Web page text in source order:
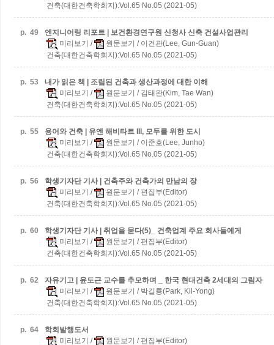
건축(대한건축학회지):Vol.65 No.05 (2021-05)
p. 49
엔지니어링 리포트 | 보건환경연구원 신청사 신축 건설사업관리
미리보기 / 원문보기 / 이건관(Lee, Gun-Guan)
건축(대한건축학회지):Vol.65 No.05 (2021-05)
p. 53
내가 읽은 책 | 조립된 건축과 생산과정에 대한 이해
미리보기 / 원문보기 / 김태완(Kim, Tae Wan)
건축(대한건축학회지):Vol.65 No.05 (2021-05)
p. 55
용어와 건축 | 유엔 해비타트 III, 모두를 위한 도시
미리보기 / 원문보기 / 이준호(Lee, Junho)
건축(대한건축학회지):Vol.65 No.05 (2021-05)
p. 56
학생기자단 기사 | 건축주와 건축가의 만남의 장
미리보기 / 원문보기 / 편집부(Editor)
건축(대한건축학회지):Vol.65 No.05 (2021-05)
p. 60
학생기자단 기사 | 취업을 묻다(5)_ 건축업계 주요 회사들에게
미리보기 / 원문보기 / 편집부(Editor)
건축(대한건축학회지):Vol.65 No.05 (2021-05)
p. 62
자유기고 | 윤도근 교수를 추모하며 _ 한국 현대건축 2세대의 그림자
미리보기 / 원문보기 / 박길룡(Park, Kil-Yong)
건축(대한건축학회지):Vol.65 No.05 (2021-05)
p. 64
학회발행도서
미리보기 / 원문보기 / 편집부(Editor)